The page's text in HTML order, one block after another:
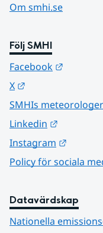
Om smhi.se
Följ SMHI
Facebook
X
SMHIs
Linkedin
Instagram
Policy för sociala
Datavärdskap
Nationella